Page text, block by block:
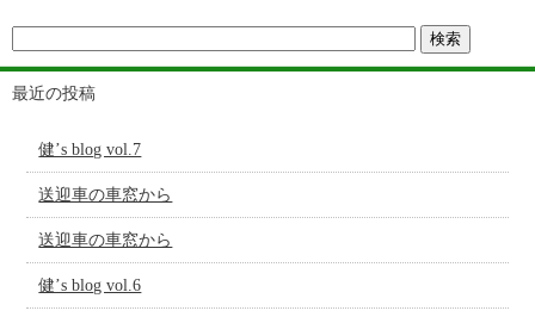
最近の投稿
健’s blog vol.7
送迎車の車窓から
送迎車の車窓から
健’s blog vol.6